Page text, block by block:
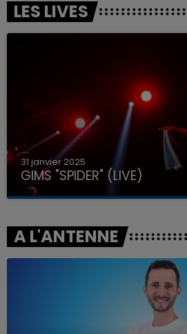
LES LIVES
31 janvier 2025
GIMS "SPIDER" (LIVE)
A L'ANTENNE